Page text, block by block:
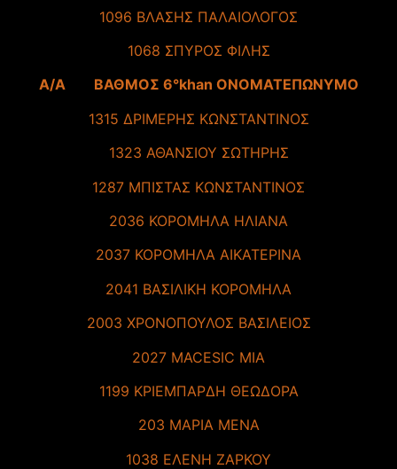
1096 ΒΛΑΣΗΣ ΠΑΛΑΙΟΛΟΓΟΣ
1068 ΣΠΥΡΟΣ ΦΙΛΗΣ
A/A ΒΑΘΜΟΣ 6°khan ΟΝΟΜΑΤΕΠΩΝΥΜΟ
1315 ΔΡΙΜΕΡΗΣ ΚΩΝΣΤΑΝΤΙΝΟΣ
1323 ΑΘΑΝΣΙΟΥ ΣΩΤΗΡΗΣ
1287 ΜΠΙΣΤΑΣ ΚΩΝΣΤΑΝΤΙΝΟΣ
2036 ΚΟΡΟΜΗΛΑ ΗΛΙΑΝΑ
2037 ΚΟΡΟΜΗΛΑ ΑΙΚΑΤΕΡΙΝΑ
2041 ΒΑΣΙΛΙΚΗ ΚΟΡΟΜΗΛΑ
2003 ΧΡΟΝΟΠΟΥΛΟΣ ΒΑΣΙΛΕΙΟΣ
2027 MACESIC MIA
1199 ΚΡΙΕΜΠΑΡΔΗ ΘΕΩΔΟΡΑ
203 ΜΑΡΙΑ ΜΕΝΑ
1038 ΕΛΕΝΗ ΖΑΡΚΟΥ